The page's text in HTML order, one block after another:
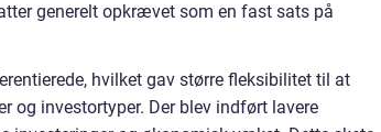
generelt opkrævet som en fast sats på
hvilket gav større fleksibilitet til at
og investortyper. Der blev indført lavere